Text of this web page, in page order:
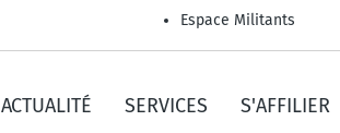
Espace Militants
ACTUALITÉ SERVICES S'AFFILIER